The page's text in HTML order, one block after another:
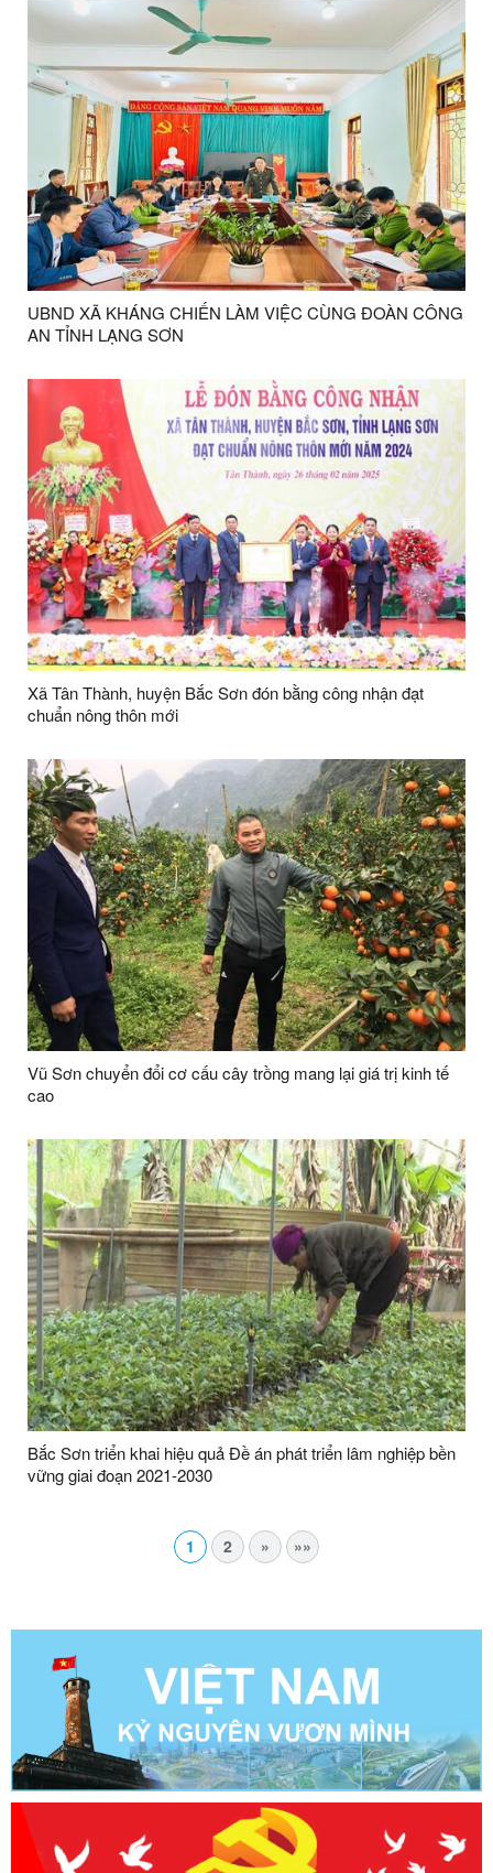
UBND XÃ KHÁNG CHIẾN LÀM VIỆC CÙNG ĐOÀN CÔNG
AN TỈNH LẠNG SƠN
Xã Tân Thành, huyện Bắc Sơn đón bằng công nhận đạt
chuẩn nông thôn mới
Vũ Sơn chuyển đổi cơ cấu cây trồng mang lại giá trị kinh tế
cao
Bắc Sơn triển khai hiệu quả Đề án phát triển lâm nghiệp bền
vững giai đoạn 2021-2030
1 2 » »»